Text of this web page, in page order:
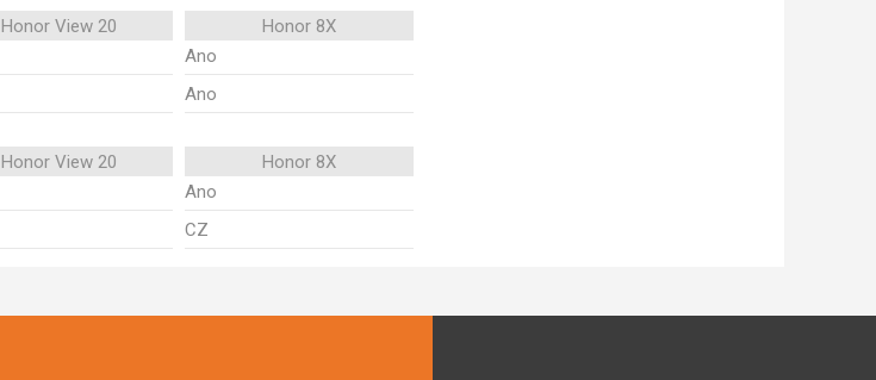
Honor View 20
Honor 8X
Ano
Ano
Honor View 20
Honor 8X
Ano
CZ